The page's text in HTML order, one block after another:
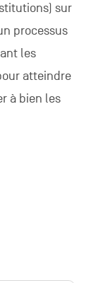
sur
processus
les
atteindre
à bien les